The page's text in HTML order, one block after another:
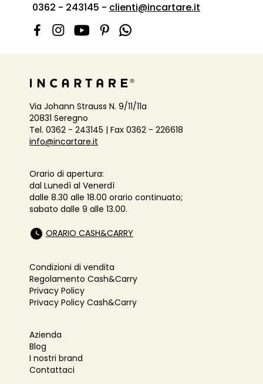
0362 - 243145 - clienti@incartare.it
Via Johann Strauss N. 9/11/11a
20831 Seregno
Tel. 0362 - 243145 | Fax 0362 - 226618
info@incartare.it
Orario di apertura:
dal Lunedì al Venerdì
dalle 8.30 alle 18.00 orario continuato;
sabato dalle 9 alle 13.00.
ORARIO CASH&CARRY
Condizioni di vendita
Regolamento Cash&Carry
Privacy Policy
Privacy Policy Cash&Carry
Azienda
Blog
I nostri brand
Contattaci